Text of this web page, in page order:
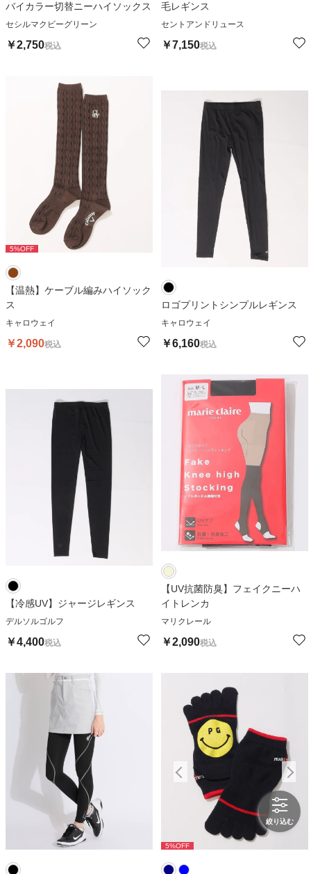
バイカラー切替ニーハイソックス
セシルマクビーグリーン
￥2,750税込
毛レギンス
セントアンドリュース
￥7,150税込
5%OFF
【温熱】ケーブル編みハイソック
ス
キャロウェイ
￥2,090税込
ロゴプリントシンプルレギンス
キャロウェイ
￥6,160税込
【冷感UV】ジャージレギンス
デルソルゴルフ
￥4,400税込
【UV抗菌防臭】フェイクニーハ
イトレンカ
マリクレール
￥2,090税込
5%OFF
絞り込む